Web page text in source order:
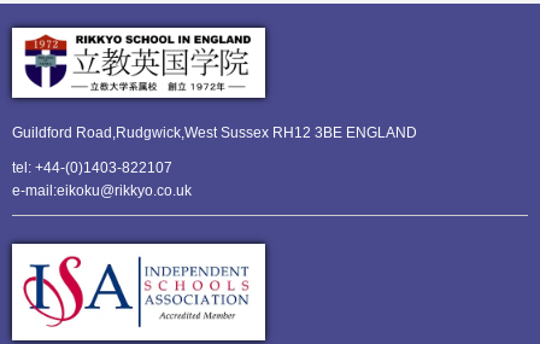
Guildford Road,Rudgwick,West Sussex RH12 3BE ENGLAND
tel: +44-(0)1403-822107
e-mail:eikoku@rikkyo.co.uk